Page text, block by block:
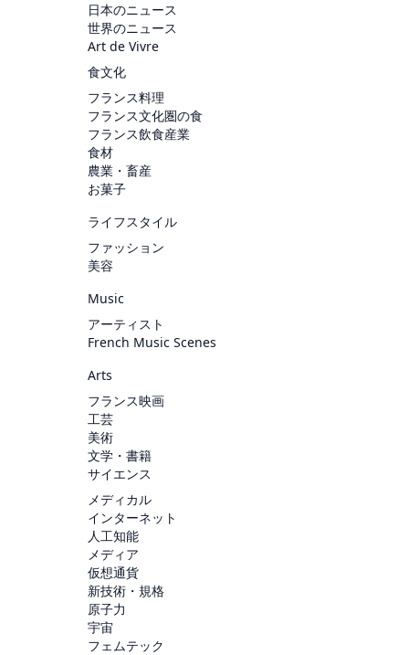
日本のニュース
世界のニュース
Art de Vivre
食文化
フランス料理
フランス文化圏の食
フランス飲食産業
食材
農業・畜産
お菓子
ライフスタイル
ファッション
美容
Music
アーティスト
French Music Scenes
Arts
フランス映画
工芸
美術
文学・書籍
サイエンス
メディカル
インターネット
人工知能
メディア
仮想通貨
新技術・規格
原子力
宇宙
フェムテック